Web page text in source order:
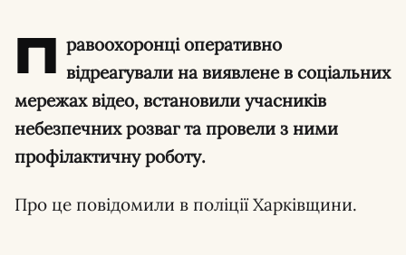
П равоохоронці оперативно
відреагували на виявлене в соціальних
мережах відео, встановили учасників
небезпечних розваг та провели з ними
профілактичну роботу.
Про це повідомили в поліції Харківщини.